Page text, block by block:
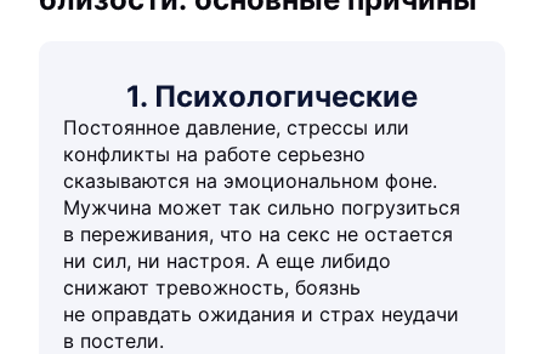
1. Психологические
Постоянное давление, стрессы или
конфликты на работе серьезно
сказываются на эмоциональном фоне.
Мужчина может так сильно погрузиться
в переживания, что на секс не остается
ни сил, ни настроя. А еще либидо
снижают тревожность, боязнь
не оправдать ожидания и страх неудачи
в постели.